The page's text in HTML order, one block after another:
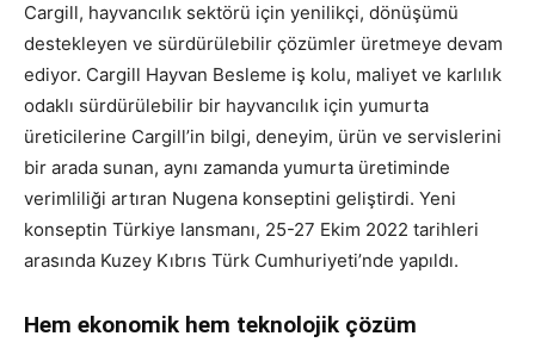
Cargill, hayvancılık sektörü için yenilikçi, dönüşümü
destekleyen ve sürdürülebilir çözümler üretmeye devam
ediyor. Cargill Hayvan Besleme iş kolu, maliyet ve karlılık
odaklı sürdürülebilir bir hayvancılık için yumurta
üreticilerine Cargill’in bilgi, deneyim, ürün ve servislerini
bir arada sunan, aynı zamanda yumurta üretiminde
verimliliği artıran Nugena konseptini geliştirdi. Yeni
konseptin Türkiye lansmanı, 25-27 Ekim 2022 tarihleri
arasında Kuzey Kıbrıs Türk Cumhuriyeti’nde yapıldı.
Hem ekonomik hem teknolojik çözüm